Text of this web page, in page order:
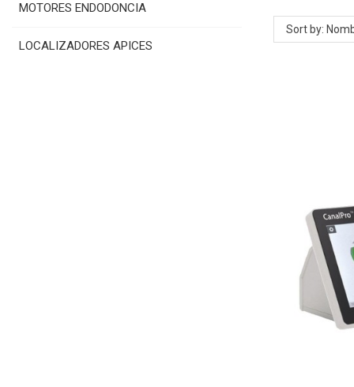
MOTORES ENDODONCIA
LOCALIZADORES APICES
Sort by: